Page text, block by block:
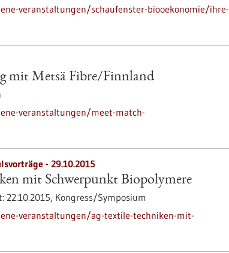
veranstaltungen/schaufenster-biooekonomie/ihre-
mit Metsä Fibre/Finnland
veranstaltungen/meet-match-
- 29.10.2015
mit Schwerpunkt Biopolymere
22.10.2015, Kongress/Symposium
veranstaltungen/ag-textile-techniken-mit-